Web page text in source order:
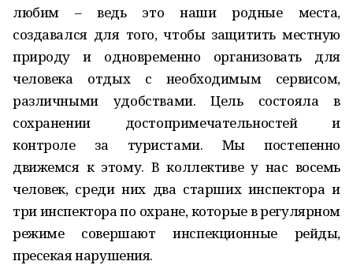
любим – ведь это наши родные места,
создавался для того, чтобы защитить местную
природу и одновременно организовать для
человека отдых с необходимым сервисом,
различными удобствами. Цель состояла в
сохранении достопримечательностей и
контроле за туристами. Мы постепенно
движемся к этому. В коллективе у нас восемь
человек, среди них два старших инспектора и
три инспектора по охране, которые в регулярном
режиме совершают инспекционные рейды,
пресекая нарушения.